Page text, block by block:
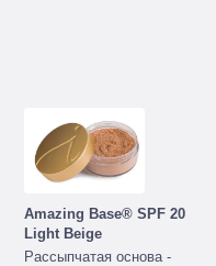
Amazing Base® SPF 20
Light Beige
Рассыпчатая основа -